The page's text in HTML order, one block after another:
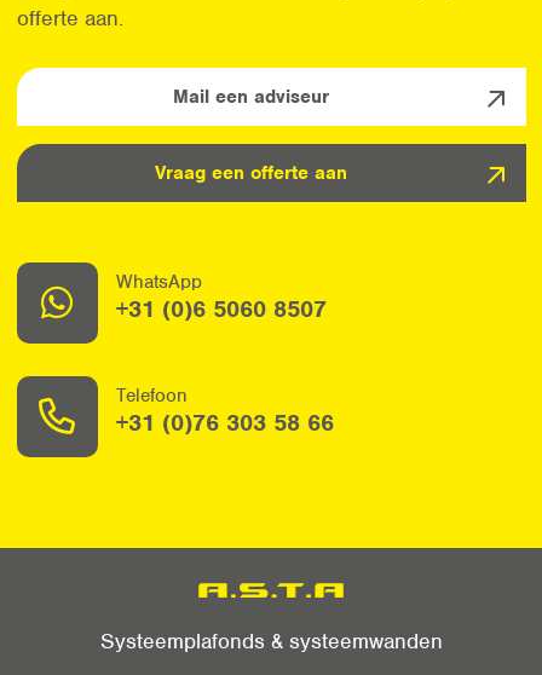
offerte aan.
Mail een adviseur
Vraag een offerte aan
WhatsApp
+31 (0)6 5060 8507
Telefoon
+31 (0)76 303 58 66
Systeemplafonds & systeemwanden